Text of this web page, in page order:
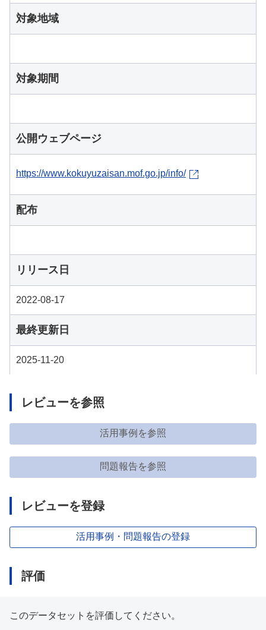
対象地域
対象期間
公開ウェブページ
https://www.kokuyuzaisan.mof.go.jp/info/
配布
リリース日
2022-08-17
最終更新日
2025-11-20
レビューを参照
活用事例を参照
問題報告を参照
レビューを登録
活用事例・問題報告の登録
評価
このデータセットを評価してください。